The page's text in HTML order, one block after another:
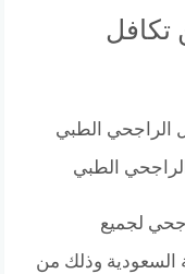
تكافل
الطبي
لجميع
السعودية وذلك من